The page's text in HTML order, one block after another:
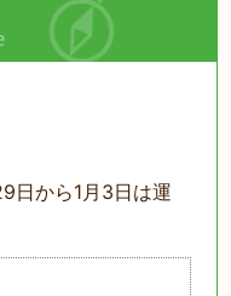
日から1月3日は運